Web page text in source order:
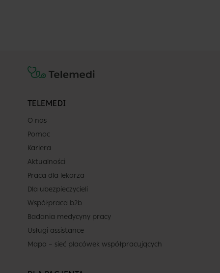
TELEMEDI
O nas
Pomoc
Kariera
Aktualności
Praca dla lekarza
Dla ubezpieczycieli
Współpraca b2b
Badania medycyny pracy
Usługi assistance
Mapa – sieć placówek współpracujących